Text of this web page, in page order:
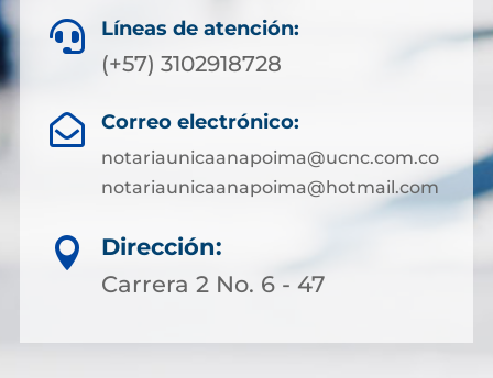
 Líneas de atención:
(+57) 3102918728
 Correo electrónico:
notariaunicaanapoima@ucnc.com.co
notariaunicaanapoima@hotmail.com

Dirección:
Carrera 2 No. 6 - 47